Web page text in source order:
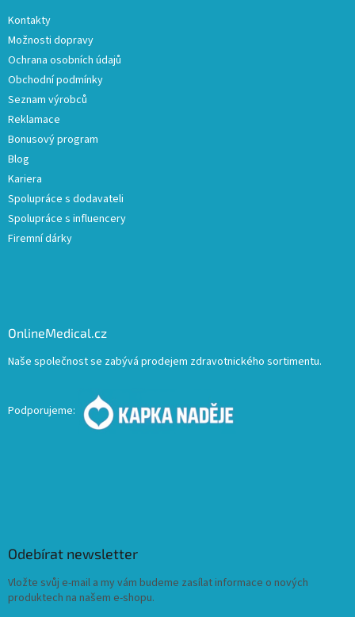
Kontakty
Možnosti dopravy
Ochrana osobních údajů
Obchodní podmínky
Seznam výrobců
Reklamace
Bonusový program
Blog
Kariera
Spolupráce s dodavateli
Spolupráce s influencery
Firemní dárky
OnlineMedical.cz
Naše společnost se zabývá prodejem zdravotnického sortimentu.
Podporujeme:
Odebírat newsletter
Vložte svůj e-mail a my vám budeme zasílat informace o nových
produktech na našem e-shopu.